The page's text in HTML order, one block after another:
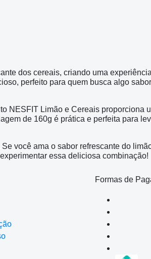
dos cereais, criando uma
perfeito para quem busca algo
NESFIT Limão e Cereais proporciona
de 160g é prática e perfeita para
você ama o sabor refrescante do
essa deliciosa combinação!
Formas de